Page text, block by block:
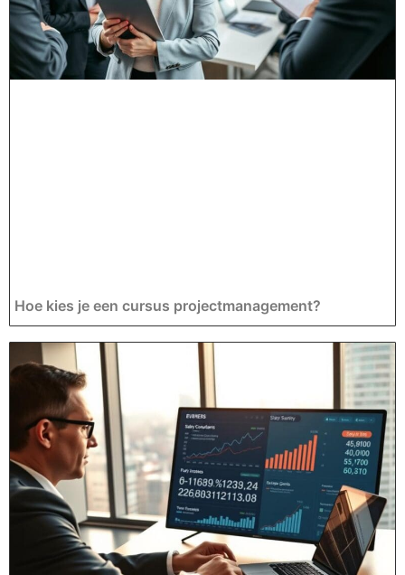
Hoe kies je een cursus projectmanagement?